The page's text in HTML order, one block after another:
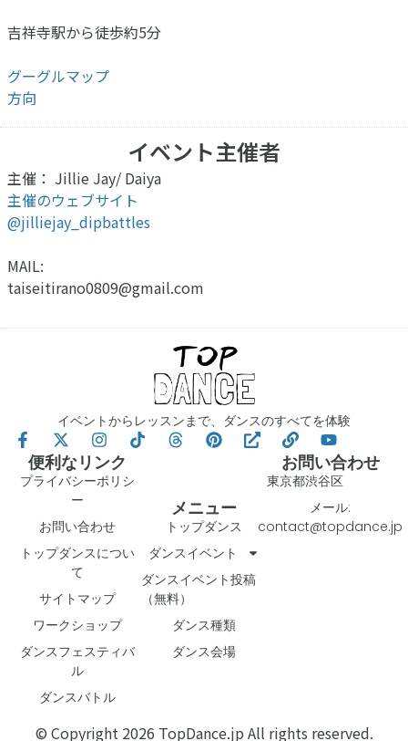
吉祥寺駅から徒歩約5分
グーグルマップ
方向
イベント主催者
主催： Jillie Jay/ Daiya
主催のウェブサイト
@jilliejay_dipbattles
MAIL:
taiseitirano0809@gmail.com
イベントからレッスンまで、ダンスのすべてを体験
便利なリンク
プライバシーポリシ
ー
お問い合わせ
トップダンスについ
て
サイトマップ
ワークショップ
ダンスフェスティバ
ル
ダンスバトル
メニュー
トップダンス
ダンスイベント
ダンスイベント投稿
（無料）
ダンス種類
ダンス会場
お問い合わせ
東京都渋谷区
メール:
contact@topdance.jp
© Copyright 2026 TopDance.jp All rights reserved.